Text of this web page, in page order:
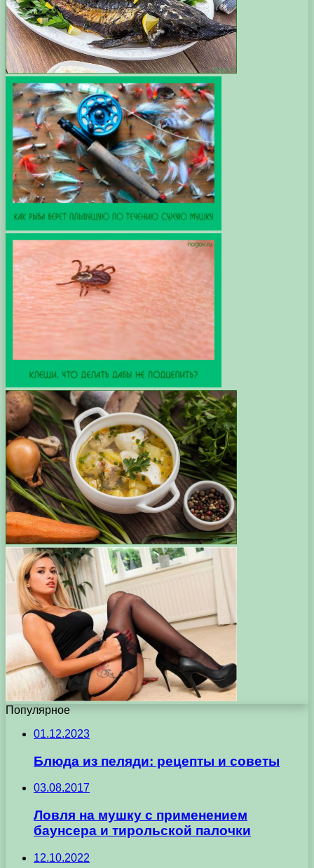
Популярное
01.12.2023
Блюда из пеляди: рецепты и советы
03.08.2017
Ловля на мушку с применением
баунсера и тирольской палочки
12.10.2022